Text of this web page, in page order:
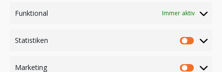
Funktional Immer aktiv
Statistiken
Marketing